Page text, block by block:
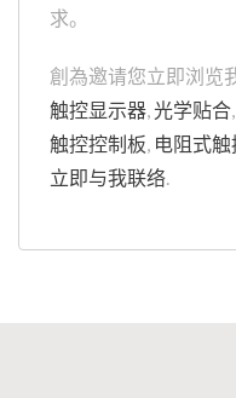
求。
創為邀请您立即浏览
触控显示器,光学贴合,
触控控制板, 电阻式
立即与我联络.